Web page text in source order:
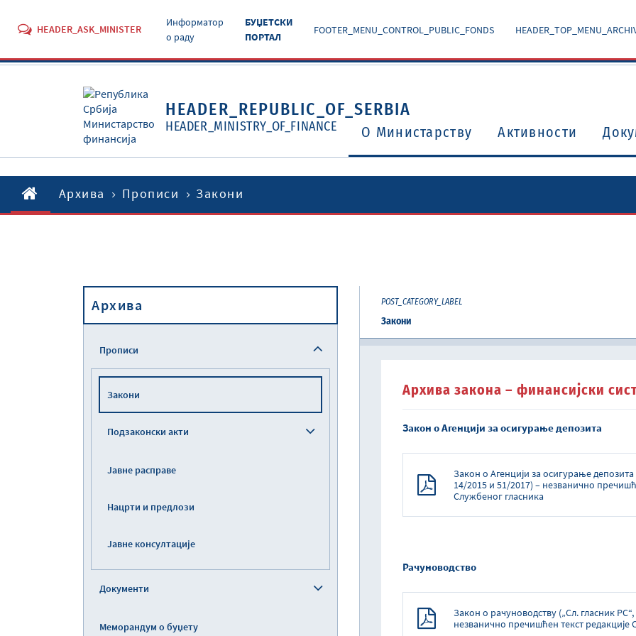
HEADER_ASK_MINISTER
Информатор
о раду
БУЏЕТСКИ
ПОРТАЛ
FOOTER_MENU_CONTROL_PUBLIC_FONDS
HEADER_REPUBLIC_OF_SERBIA
HEADER_MINISTRY_OF_FINANCE O Министарству Активности
Архива Прописи Закони
Архива
Прописи
Закони
Подзаконски акти
Јавне расправе
Нацрти и предлози
Јавне консултације
Документи
Меморандум о буџету
POST_CATEGORY_LABEL
Закони
Архива закона – финансијски
Закон о Агенцији за осигурање депозита
Закон о Агенцији за осигурање депозита
14/2015 и 51/2017) – незванично
Службеног гласника
Рачуноводство
Закон о рачуноводству („Сл. гласник
незванично пречишћен текст редакције